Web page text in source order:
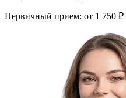
Первичный прием: от 1 750 ₽